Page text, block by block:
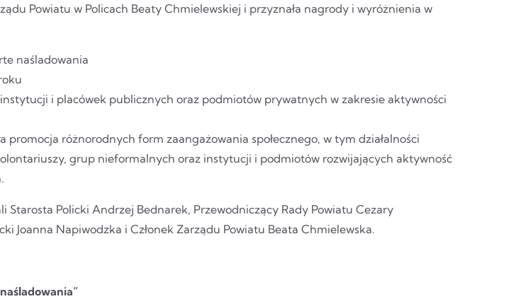
Powiatu w Policach Beaty Chmielewskiej i przyznała nagrody i wyróżnienia w
naśladowania
i placówek publicznych oraz podmiotów prywatnych w zakresie aktywności
promocja różnorodnych form zaangażowania społecznego, w tym działalności
grup nieformalnych oraz instytucji i podmiotów rozwijających aktywność
Starosta Policki Andrzej Bednarek, Przewodniczący Rady Powiatu Cezary
Joanna Napiwodzka i Członek Zarządu Powiatu Beata Chmielewska.